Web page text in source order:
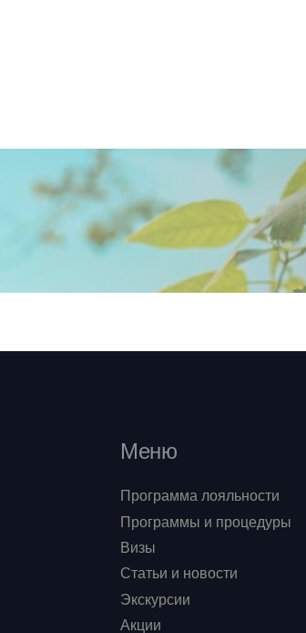
Меню
Программа лояльности
Программы и процедуры
Визы
Статьи и новости
Экскурсии
Акции